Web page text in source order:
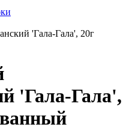
'Гала-Гала', 20г
'Гала-Гала',